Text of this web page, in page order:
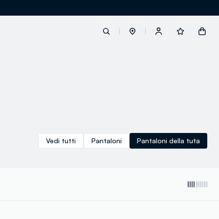
Vedi tutti Pantaloni Pantaloni della tuta